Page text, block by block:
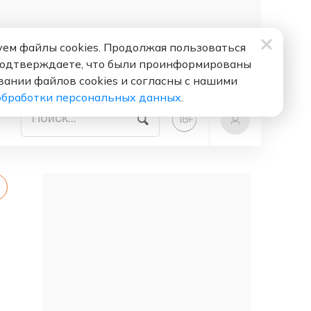
18+
файлы cookies. Продолжая пользоваться
что были проинформированы
файлов cookies и согласны с нашими
персональных данных.